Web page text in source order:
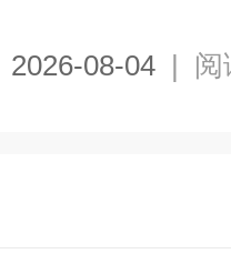
2026-08-04 | 阅